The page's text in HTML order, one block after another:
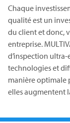
Chaque
qualité est un
du client et donc,
entreprise.
d’inspection
technologies et
manière optimale
elles augmentent